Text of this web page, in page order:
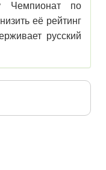
Чемпионат по
её рейтинг
русский